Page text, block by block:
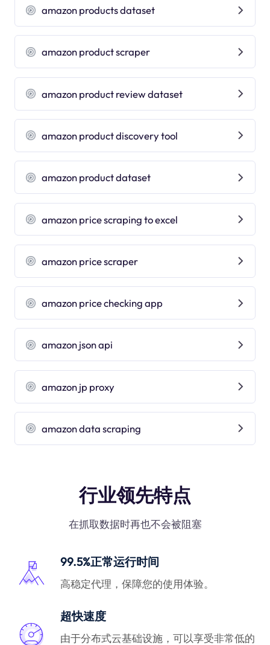
amazon products dataset
amazon product scraper
amazon product review dataset
amazon product discovery tool
amazon product dataset
amazon price scraping to excel
amazon price scraper
amazon price checking app
amazon json api
amazon jp proxy
amazon data scraping
行业领先特点
在抓取数据时再也不会被阻塞
99.5%正常运行时间
高稳定代理，保障您的使用体验。
超快速度
由于分布式云基础设施，可以享受非常低的